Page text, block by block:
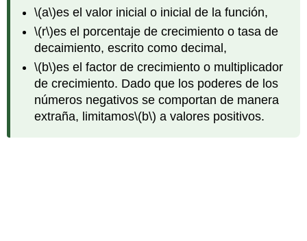
\(a\)es el valor inicial o inicial de la función,
\(r\)es el porcentaje de crecimiento o tasa de
decaimiento, escrito como decimal,
\(b\)es el factor de crecimiento o multiplicador
de crecimiento. Dado que los poderes de los
números negativos se comportan de manera
extraña, limitamos\(b\) a valores positivos.